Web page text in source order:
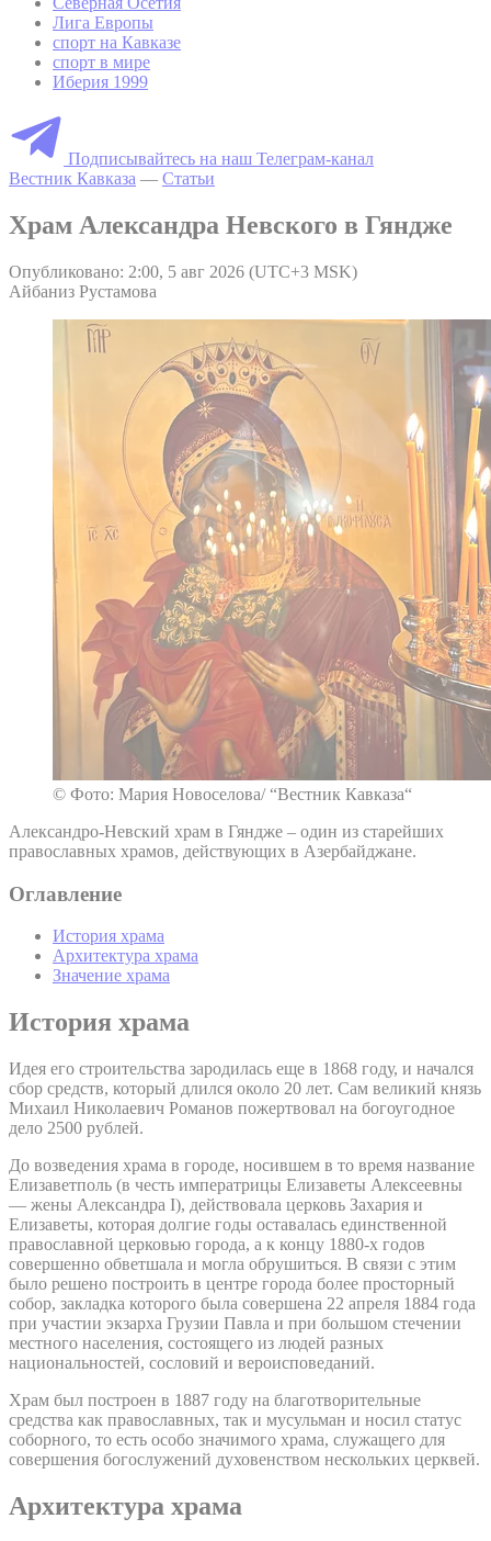
Лига Европы
спорт на Кавказе
спорт в мире
Иберия 1999
Подписывайтесь на наш Телеграм-канал
Вестник Кавказа — Статьи
Храм Александра Невского в Гяндже
Опубликовано: 2:00, 5 авг 2026 (UTC+3 MSK)
Айбаниз Рустамова
© Фото: Мария Новоселова/ “Вестник Кавказа“
Александро-Невский храм в Гяндже – один из старейших
православных храмов, действующих в Азербайджане.
Оглавление
История храма
Архитектура храма
Значение храма
История храма
Идея его строительства зародилась еще в 1868 году, и начался
сбор средств, который длился около 20 лет. Сам великий князь
Михаил Николаевич Романов пожертвовал на богоугодное
дело 2500 рублей.
До возведения храма в городе, носившем в то время название
Елизаветполь (в честь императрицы Елизаветы Алексеевны
— жены Александра I), действовала церковь Захария и
Елизаветы, которая долгие годы оставалась единственной
православной церковью города, а к концу 1880-х годов
совершенно обветшала и могла обрушиться. В связи с этим
было решено построить в центре города более просторный
собор, закладка которого была совершена 22 апреля 1884 года
при участии экзарха Грузии Павла и при большом стечении
местного населения, состоящего из людей разных
национальностей, сословий и вероисповеданий.
Храм был построен в 1887 году на благотворительные
средства как православных, так и мусульман и носил статус
соборного, то есть особо значимого храма, служащего для
совершения богослужений духовенством нескольких церквей.
Архитектура храма